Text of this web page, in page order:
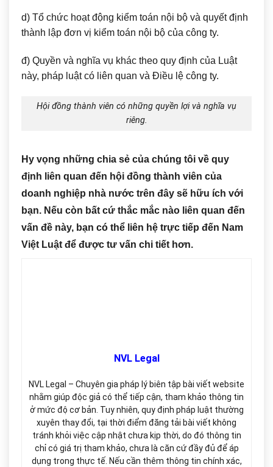
d) Tổ chức hoạt động kiểm toán nội bộ và quyết định
thành lập đơn vị kiểm toán nội bộ của công ty.
đ) Quyền và nghĩa vụ khác theo quy định của Luật
này, pháp luật có liên quan và Điều lệ công ty.
Hội đồng thành viên có những quyền lợi và nghĩa vụ
riêng.
Hy vọng những chia sẻ của chúng tôi về quy
định liên quan đến hội đồng thành viên của
doanh nghiệp nhà nước trên đây sẽ hữu ích với
bạn. Nếu còn bất cứ thắc mắc nào liên quan đến
vấn đề này, bạn có thể liên hệ trực tiếp đến Nam
Việt Luật để được tư vấn chi tiết hơn.
NVL Legal
NVL Legal – Chuyên gia pháp lý biên tập bài viết website
nhằm giúp độc giả có thể tiếp cận, tham khảo thông tin
ở mức độ cơ bản. Tuy nhiên, quy định pháp luật thường
xuyên thay đổi, tại thời điểm đăng tải bài viết không
tránh khỏi việc cập nhật chưa kịp thời, do đó thông tin
chỉ có giá trị tham khảo, chưa là căn cứ đầy đủ để áp
dụng trong thực tế. Nếu cần thêm thông tin chính xác,